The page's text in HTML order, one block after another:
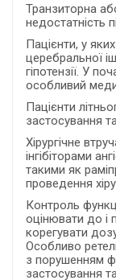
Транзиторна
недостатність
Пацієнти, у
церебральної
гіпотензії. У
особливий
Пацієнти
застосування
Хірургічне
інгібіторами
такими як
проведення
Контроль
оцінювати до і
корегувати
Особливо
з порушенням
застосування